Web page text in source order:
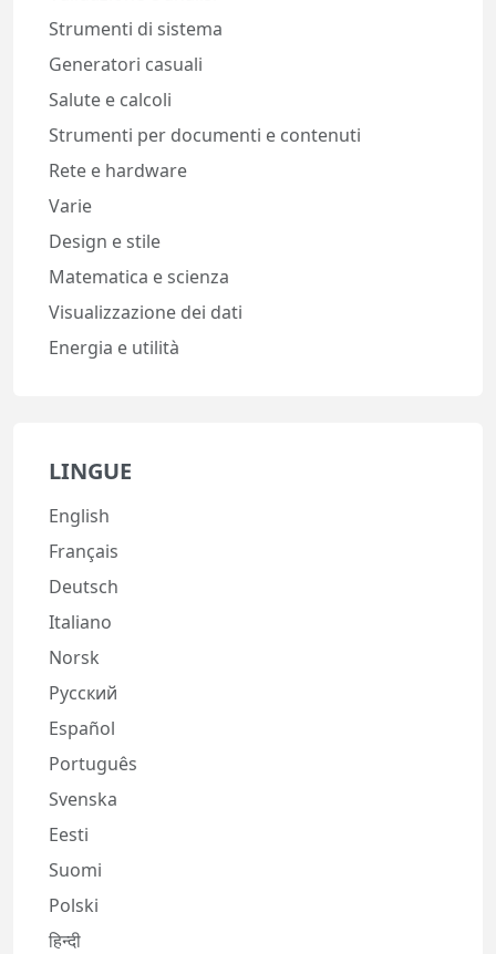
Strumenti di sistema
Generatori casuali
Salute e calcoli
Strumenti per documenti e contenuti
Rete e hardware
Varie
Design e stile
Matematica e scienza
Visualizzazione dei dati
Energia e utilità
LINGUE
English
Français
Deutsch
Italiano
Norsk
Русский
Español
Português
Svenska
Eesti
Suomi
Polski
हिन्दी